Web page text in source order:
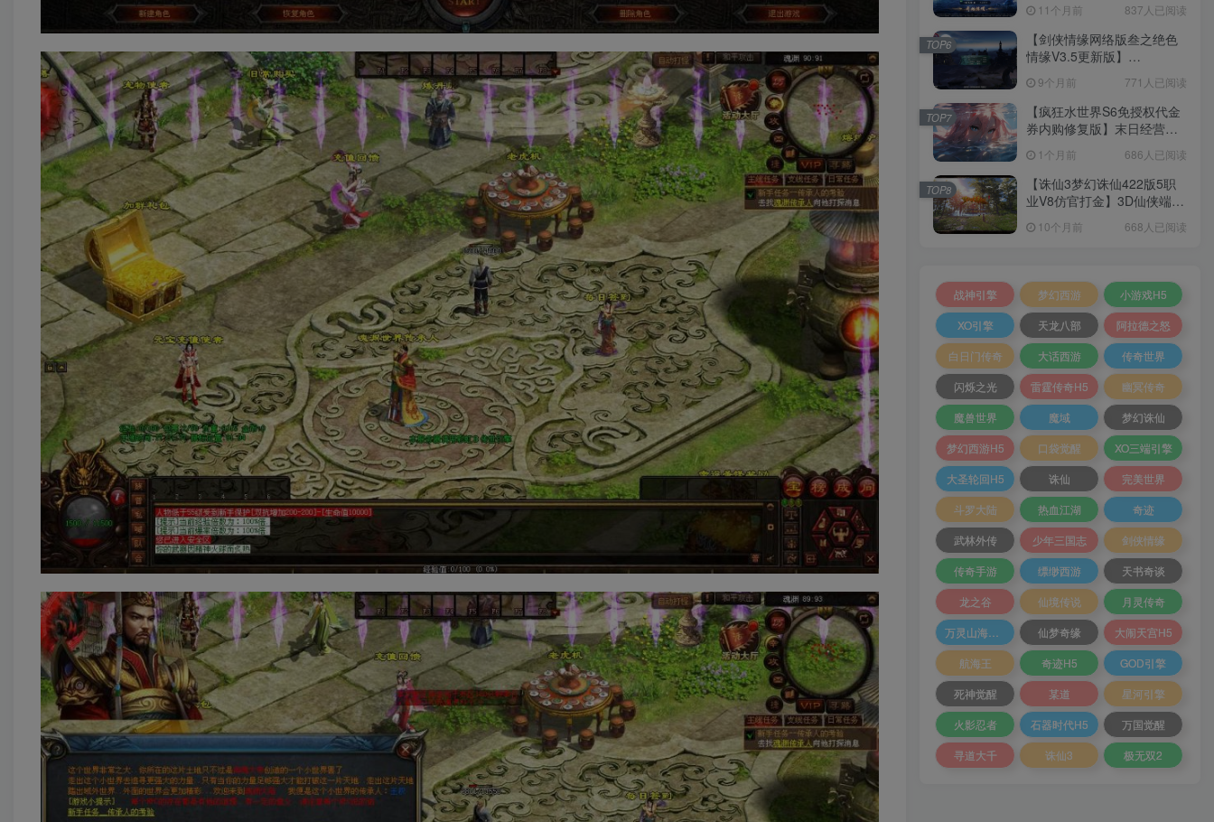
+加解密工具+GM授权后台
+安卓+架设教程
11个月前 837人已阅读
【剑侠情缘网络版叁之绝色
情缘V3.5更新版】
端+GM指令+PC客户端+架设
教程
9个月前 771人已阅读
TOP6
【疯狂水世界S6免授权代金
券内购修复版】末日经营生
工具+管理后台+CDK授权后
台+安卓+架设教程
1个月前 686人已阅读
TOP7
【诛仙3梦幻诛仙422版5职
业V8仿官打金】3D仙侠端游
工具+PC客户端+架设教程
10个月前 668人已阅读
TOP8
战神引擎 梦幻西游
小游戏H5
XO引擎
天龙八部
阿拉德之怒
白日门传奇
大话西游
传奇世界
闪烁之光
雷霆传奇H5
幽冥传奇
魔兽世界
魔域
梦幻诛仙
梦幻西游H5
口袋觉醒
XO三端引擎
大圣轮回H5
诛仙
完美世界
斗罗大陆
热血江湖
奇迹
武林外传
少年三国志
剑侠情缘
传奇手游
缥缈西游
天书奇谈
龙之谷
仙境传说
月灵传奇
仙梦奇缘
大闹天宫H5
航海王
奇迹H5
GOD引擎
死神觉醒
某道
星河引擎
火影忍者
石器时代H5
万国觉醒
寻道大千
诛仙3 极无双2